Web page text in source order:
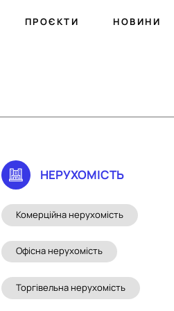
ПРОЄКТИ НОВИНИ
НЕРУХОМIСТЬ
Комерційна нерухомість
Офісна нерухомість
Торгівельна нерухомість